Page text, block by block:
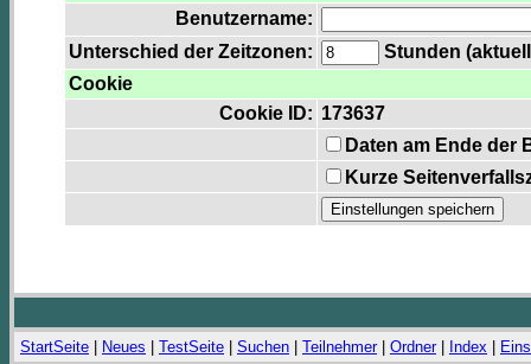
Benutzername:
Unterschied der Zeitzonen:
Stunden
Cookie
Cookie ID: 173637
Daten am Ende der
Kurze
StartSeite Neues TestSeite Suchen Teilnehmer| Ordner| Index